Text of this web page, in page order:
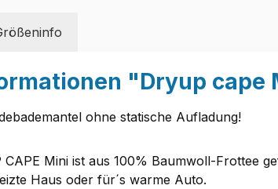
"Dryup cape
ohne statische Aufladung!
CAPE Mini ist aus 100% Baumwoll-Frottee
Haus oder für´s warme Auto.